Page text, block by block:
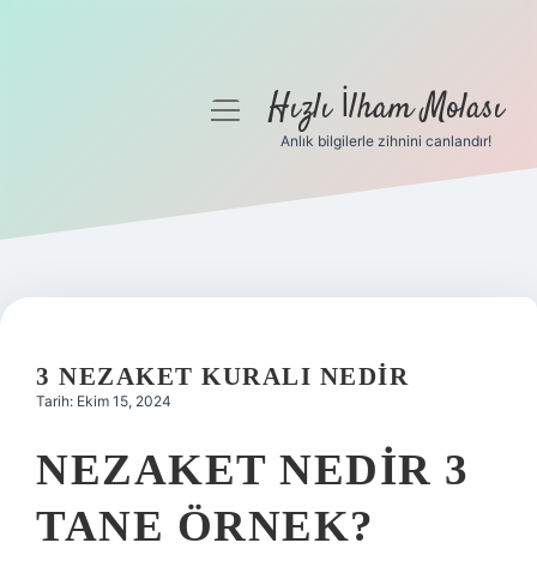
Gizlilik Politikası
Yasal Uyarı
menüyüHızlı İlham Molası
Anlık bilgilerle zihnini canlandır!
3 NEZAKET KURALI NEDIR
Tarih: Ekim 15, 2024
NEZAKET NEDIR 3
TANE ÖRNEK?